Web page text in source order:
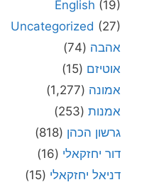
English (19)
Uncategorized (27)
אהבה (74)
אוטיזם (15)
אמונה (1,277)
אמנות (253)
גרשון הכהן (818)
דור יחזקאלי (16)
דניאל יחזקאלי (15)